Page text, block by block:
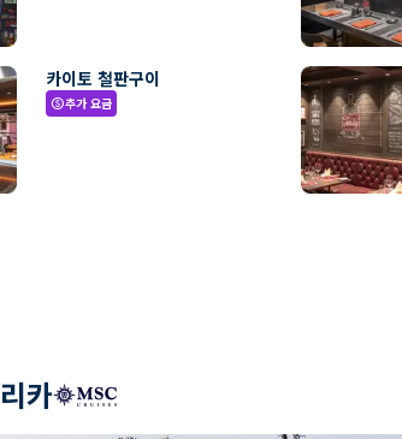
카이토 철판구이
paid추가 요금
카